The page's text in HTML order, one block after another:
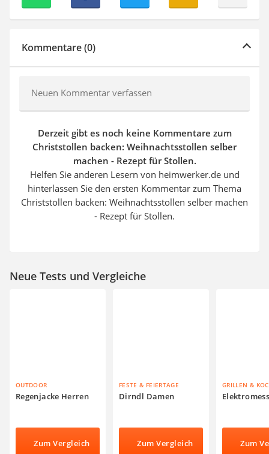
Kommentare (0)
Neuen Kommentar verfassen
Derzeit gibt es noch keine Kommentare zum
Christstollen backen: Weihnachtsstollen selber
machen - Rezept für Stollen.
Helfen Sie anderen Lesern von heimwerker.de und
hinterlassen Sie den ersten Kommentar zum Thema
Christstollen backen: Weihnachtsstollen selber machen
- Rezept für Stollen.
Neue Tests und Vergleiche
OUTDOOR
Regenjacke Herren
Zum Vergleich
FESTE & FEIERTAGE
Dirndl Damen
Zum Vergleich
GRILLEN &
Zum